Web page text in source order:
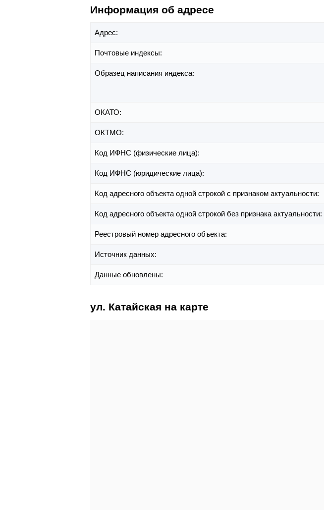
Информация об адресе
Адрес:
Почтовые индексы:
Образец написания индекса:
ОКАТО:
ОКТМО:
Код ИФНС (физические лица):
Код ИФНС (юридические лица):
Код адресного объекта одной строкой с признаком актуальности:
Код адресного объекта одной строкой без признака актуальности:
Реестровый номер адресного объекта:
Источник данных:
Данные обновлены:
ул. Катайская на карте